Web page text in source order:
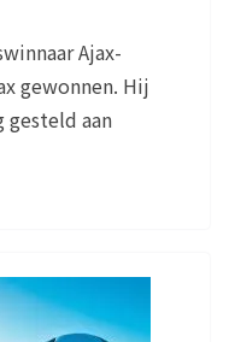
Ajax-
gewonnen. Hij
aan